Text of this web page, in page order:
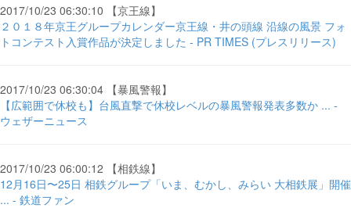
2017/10/23 06:30:10 【京王線】
２０１８年京王グループカレンダー京王線・井の頭線 沿線の風景 フォ
トコンテスト入賞作品が決定しました - PR TIMES (プレスリリース)
2017/10/23 06:30:04 【暴風警報】
【広範囲で休校も】台風直撃で休校レベルの暴風警報発表多数か ... -
ウェザーニュース
2017/10/23 06:00:12 【相鉄線】
12月16日〜25日 相鉄グループ「いま、むかし、みらい 大相鉄展」開催
... - 鉄道ファン